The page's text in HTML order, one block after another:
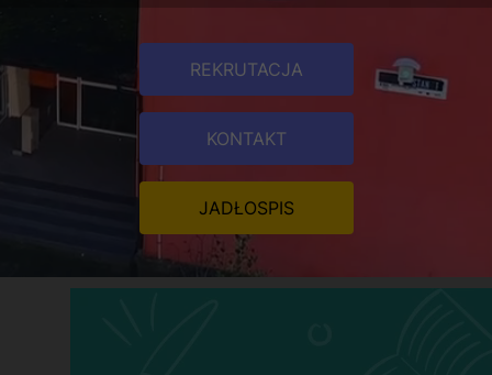
JADŁOSPIS
KONTAKT
REKRUTACJA